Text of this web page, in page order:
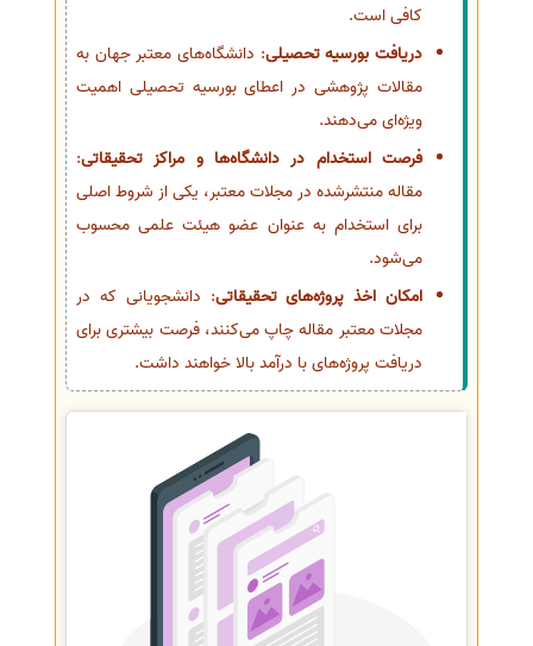
کافی است.
دریافت بورسیه تحصیلی: دانشگاه‌های معتبر جهان به
مقالات پژوهشی در اعطای بورسیه تحصیلی اهمیت
ویژه‌ای می‌دهند.
فرصت استخدام در دانشگاه‌ها و مراکز تحقیقاتی:
مقاله منتشرشده در مجلات معتبر، یکی از شروط اصلی
برای استخدام به عنوان عضو هیئت علمی محسوب
می‌شود.
امکان اخذ پروژه‌های تحقیقاتی: دانشجویانی که در
مجلات معتبر مقاله چاپ می‌کنند، فرصت بیشتری برای
دریافت پروژه‌های با درآمد بالا خواهند داشت.